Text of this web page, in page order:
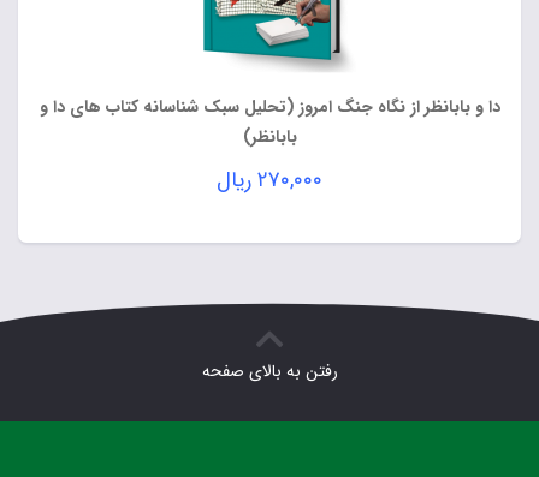
دا و بابانظر از نگاه جنگ امروز (تحلیل سبک شناسانه کتاب های دا و
بابانظر)
۲۷۰,۰۰۰ریال
رفتن به بالای صفحه